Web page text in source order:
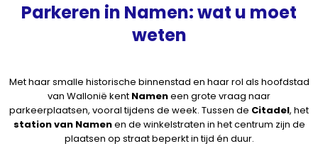
Parkeren in Namen: wat u moet
weten
Met haar smalle historische binnenstad en haar rol als hoofdstad
van Wallonië kent Nameneen grote vraag naar
parkeerplaatsen, vooral tijdens de week. Tussen de Citadel, het
station van Namenen de winkelstraten in het centrum zijn de
plaatsen op straat beperkt in tijd én duur.